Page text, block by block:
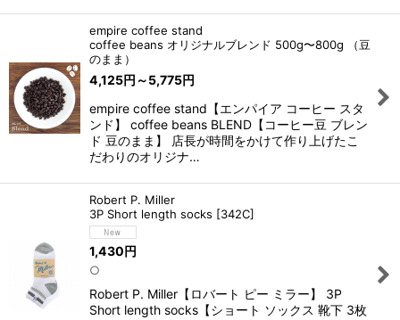
empire coffee stand
coffee beans オリジナルブレンド 500g〜800g （豆
のまま）
4,125円 ～5,775円
empire coffee stand【エンパイア コーヒー スタ
ンド】 coffee beans BLEND【コーヒー豆 ブレン
ド 豆のまま】 店長が時間をかけて作り上げたこ
だわりのオリジナ…
Robert P. Miller
3P Short length socks [342C]
1,430円
○
Robert P. Miller【ロバート ピー ミラー】 3P
Short length socks【ショート ソックス 靴下 3枚